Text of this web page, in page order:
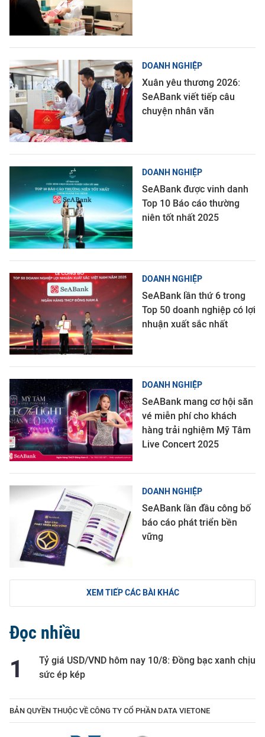
DOANH NGHIỆP
Xuân yêu thương 2026:
SeABank viết tiếp câu
chuyện nhân văn
DOANH NGHIỆP
SeABank được vinh danh
Top 10 Báo cáo thường
niên tốt nhất 2025
DOANH NGHIỆP
SeABank lần thứ 6 trong
Top 50 doanh nghiệp có lợi
nhuận xuất sắc nhất
DOANH NGHIỆP
SeABank mang cơ hội săn
vé miễn phí cho khách
hàng trải nghiệm Mỹ Tâm
Live Concert 2025
DOANH NGHIỆP
SeABank lần đầu công bố
báo cáo phát triển bền
vững
XEM TIẾP CÁC BÀI KHÁC
Đọc nhiều
Tỷ giá USD/VND hôm nay 10/8: Đồng bạc xanh chịu
sức ép kép
BẢN QUYỀN THUỘC VỀ CÔNG TY CỔ PHẦN DATA VIETONE